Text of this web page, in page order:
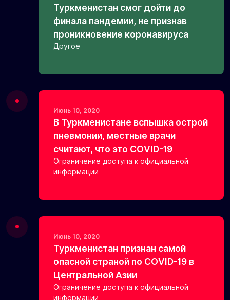
Туркменистан смог дойти до
финала пандемии, не признав
проникновение коронавируса
Другое
Июнь 10, 2020
В Туркменистане вспышка острой
пневмонии, местные врачи
считают, что это COVID-19
Ограничение доступа к официальной
информации
Июнь 10, 2020
Туркменистан признан самой
опасной страной по COVID-19 в
Центральной Азии
Ограничение доступа к официальной
информации